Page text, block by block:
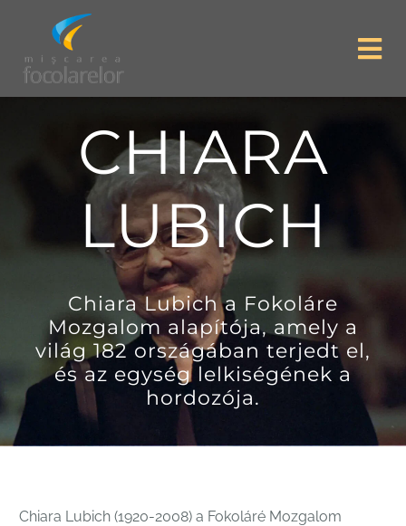
content
Magunkról
Az élet igéje
Lelkiségünk
Témák
Párbeszédben
CHIARA
LUBICH
Chiara Lubich a Fokoláre
Mozgalom alapítója, amely a
világ 182 országában terjedt el,
és az egység lelkiségének a
hordozója.
Chiara Lubich (1920-2008) a Fokoláré Mozgalom